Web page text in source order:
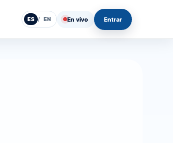
ES / EN En vivo Entrar